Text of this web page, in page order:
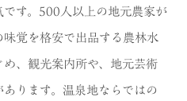
す。500人以上の地元農家が
覚を格安で出品する農林水
、観光案内所や、地元芸術
ります。温泉地ならではの